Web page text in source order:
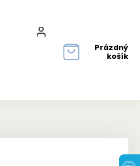
Přihlášení
Prázdný
košík